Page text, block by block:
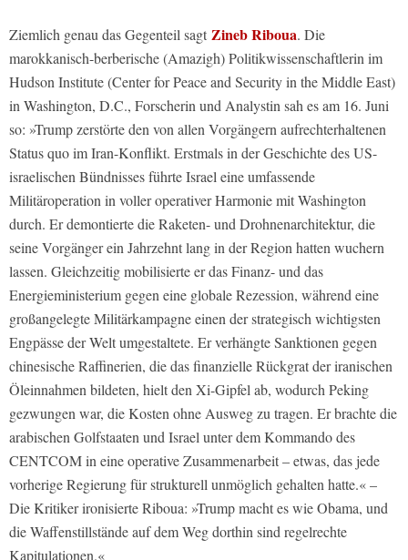
Ziemlich genau das Gegenteil sagt Zineb Riboua. Die
marokkanisch-berberische (Amazigh) Politikwissenschaftlerin im
Hudson Institute (Center for Peace and Security in the Middle East)
in Washington, D.C., Forscherin und Analystin sah es am 16. Juni
so: »Trump zerstörte den von allen Vorgängern aufrechterhaltenen
Status quo im Iran-Konflikt. Erstmals in der Geschichte des US-
israelischen Bündnisses führte Israel eine umfassende
Militäroperation in voller operativer Harmonie mit Washington
durch. Er demontierte die Raketen- und Drohnenarchitektur, die
seine Vorgänger ein Jahrzehnt lang in der Region hatten wuchern
lassen. Gleichzeitig mobilisierte er das Finanz- und das
Energieministerium gegen eine globale Rezession, während eine
großangelegte Militärkampagne einen der strategisch wichtigsten
Engpässe der Welt umgestaltete. Er verhängte Sanktionen gegen
chinesische Raffinerien, die das finanzielle Rückgrat der iranischen
Öleinnahmen bildeten, hielt den Xi-Gipfel ab, wodurch Peking
gezwungen war, die Kosten ohne Ausweg zu tragen. Er brachte die
arabischen Golfstaaten und Israel unter dem Kommando des
CENTCOM in eine operative Zusammenarbeit – etwas, das jede
vorherige Regierung für strukturell unmöglich gehalten hatte.« –
Die Kritiker ironisierte Riboua: »Trump macht es wie Obama, und
die Waffenstillstände auf dem Weg dorthin sind regelrechte
Kapitulationen.«